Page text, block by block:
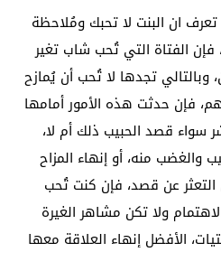
ان البنت لا تحبك ومُلاحظة
الفتاة التي تُحب شاب تغير
وبالتالي تجدها لا تُحب أن يُمازح
فإن حدثت هذه الأمور أمامها
قصد الحبيب ذلك أم لا،
والغضب منه، أو إنهاء المزاح
التعثر عن قصد، فإن كنت تُحب
ولا تكن مشاهر الغيرة
الأفضل إنهاء العلاقة معها